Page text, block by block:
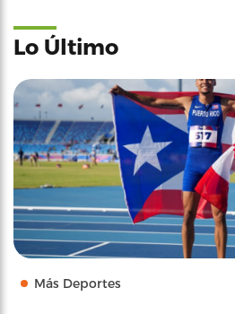
Lo Último
Más Deportes